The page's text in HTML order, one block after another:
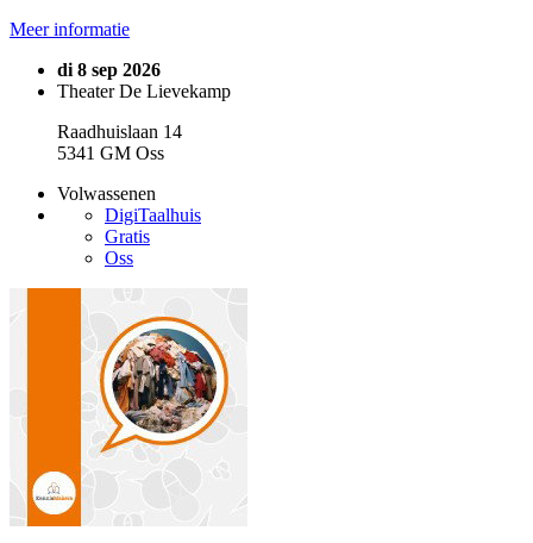
Meer informatie
di 8 sep 2026
Theater De Lievekamp
Raadhuislaan 14
5341 GM Oss
Volwassenen
DigiTaalhuis
Gratis
Oss